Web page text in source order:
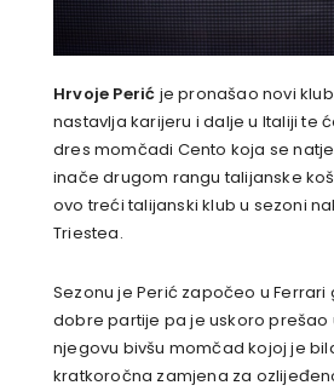
Hrvoje Perić je pronašao novi
nastavlja karijeru i dalje u Italiji te
dres momčadi Cento koja se
inače drugom rangu talijanske
ovo treći talijanski klub u sezoni
Triestea.
Sezonu je Perić započeo u Ferrari
dobre partije pa je uskoro prešao
njegovu bivšu momčad kojoj je
kratkoročna zamjena za